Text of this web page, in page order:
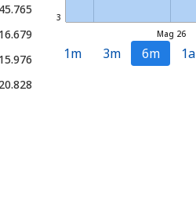
Mag 26
3
1m 3m 6m 1a